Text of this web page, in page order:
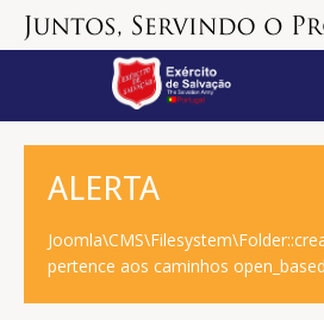
ALERTA
pertence aos caminhos